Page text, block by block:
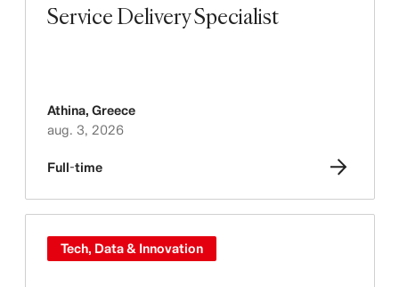
Service Delivery Specialist
Athina, Greece
aug. 3, 2026
Full-time
Tech, Data & Innovation